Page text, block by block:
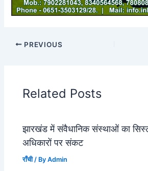
PREVIOUS
Related Posts
झारखंड में संवैधानिक संस्थाओं का
अधिकारों पर संकट
राँची/ ByAdmin